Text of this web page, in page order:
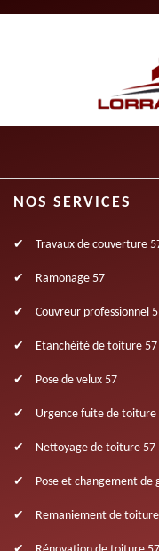
NOS SERVICES
Travaux de couverture
Ramonage 57
Couvreur professionnel
Etanchéité de toiture 57
Pose de velux 57
Urgence fuite de toiture
Nettoyage de toiture 57
Pose et changement de
Remaniement de